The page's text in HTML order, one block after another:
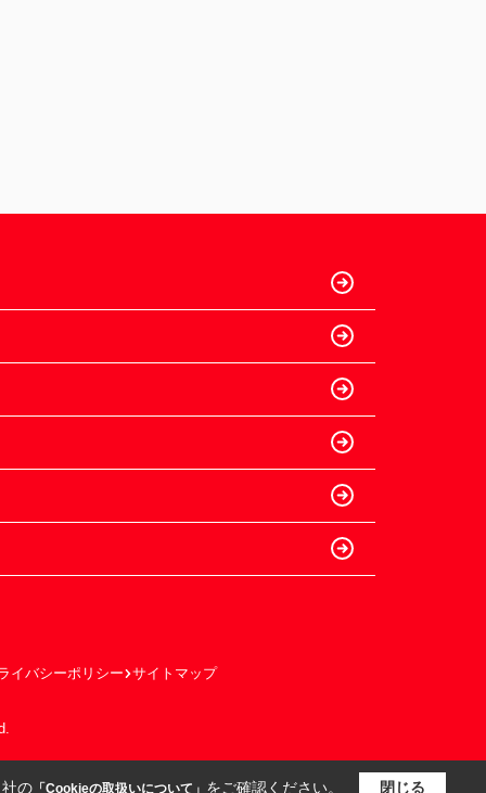
イバシーポリシー サイトマップ
の「Cookieの取扱いについて」 をご確認ください。 閉じる